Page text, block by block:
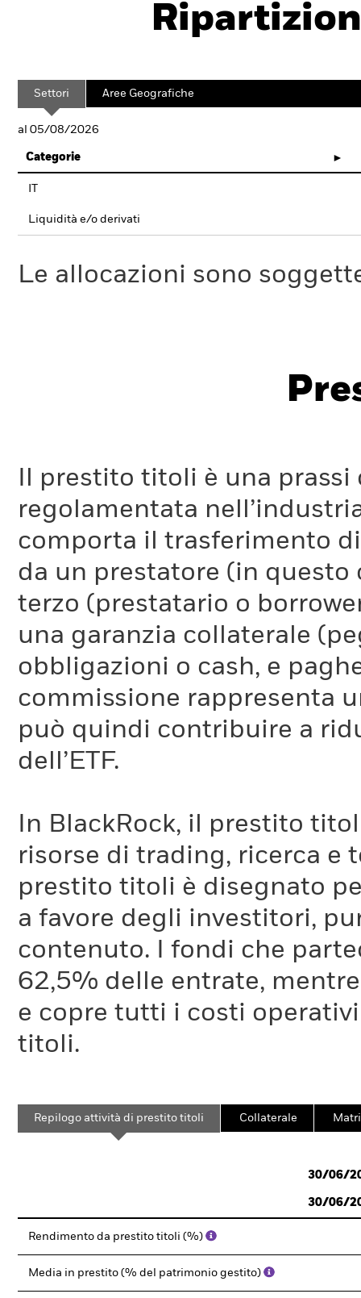
Settori Aree Geografiche
al 05/08/2026
Categorie
Liquidità e/o derivati
Le allocazioni sono
Il prestito titoli è una
regolamentata
comporta il trasferimento
da un prestatore (in questo
terzo (prestatario o
una garanzia collaterale
obbligazioni o cash, e
commissione rappresenta
può quindi contribuire a
dell’ETF.
In BlackRock, il prestito
risorse di trading, ricerca e
prestito titoli è disegnato
a favore degli investitori,
contenuto. I fondi che
62,5% delle entrate,
e copre tutti i costi
titoli.
Repilogo attività di prestito titoli Collaterale
30/06/
30/06/
Rendimento da prestito titoli (%)
Media in prestito (% del patrimonio gestito)